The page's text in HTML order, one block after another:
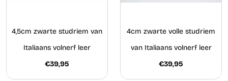
4,5cm zwarte studriem van
Italiaans volnerf leer
€39,95
4cm zwarte volle studriem
van Italiaans volnerf leer
€39,95